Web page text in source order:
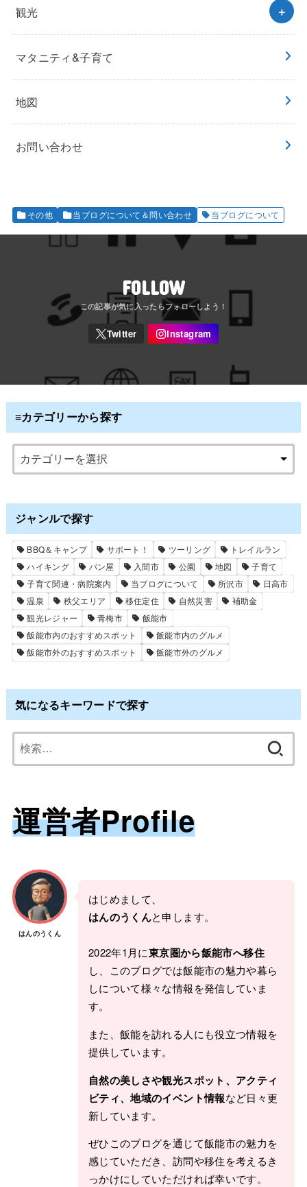
観光
マタニティ&子育て
地図
お問い合わせ
その他 当ブログについて＆問い合わせ 当ブログについて
FOLLOW
≡カテゴリーから探す
ジャンルで探す
BBQ＆キャンプ サポート！ ツーリング
トレイルラン
ハイキング
パン屋 入間市 公園 地図
子育て
子育て関連・病院案内
当ブログについて 所沢市
日高市
温泉
秩父エリア 移住定住 自然災害
補助金
観光レジャー
青梅市
飯能市
飯能市内のおすすめスポット
飯能市内のグルメ
飯能市外のおすすめスポット
飯能市外のグルメ
気になるキーワードで探す
索:
運営者Profile
はんのうくん
はじめまして、
はんのうくんと申します。
2022年1月に東京圏から飯能市へ移住
し、このブログでは飯能市の魅力や暮ら
しについて様々な情報を発信していま
す。
また、飯能を訪れる人にも役立つ情報を
提供しています。
自然の美しさや観光スポット、アクティ
ビティ、地域のイベント情報など日々更
新しています。
ぜひこのブログを通じて飯能市の魅力を
感じていただき、訪問や移住を考えるき
っかけにしていただければ幸いです。